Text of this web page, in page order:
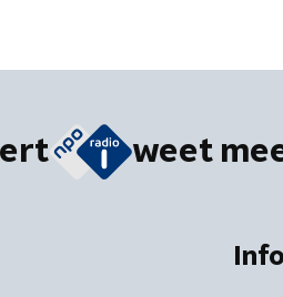
weet
Info